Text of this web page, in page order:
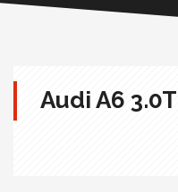
Audi A6